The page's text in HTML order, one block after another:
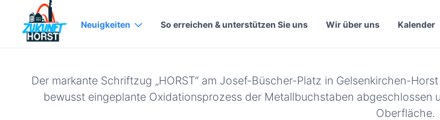
Neuigkeiten So erreichen & unterstützen Sie uns Wir über uns Kalender
Der markante Schriftzug „HORST“ am Josef-Büscher-Platz in Gelsenkirchen-
bewusst eingeplante Oxidationsprozess der Metallbuchstaben
Oberfläche.